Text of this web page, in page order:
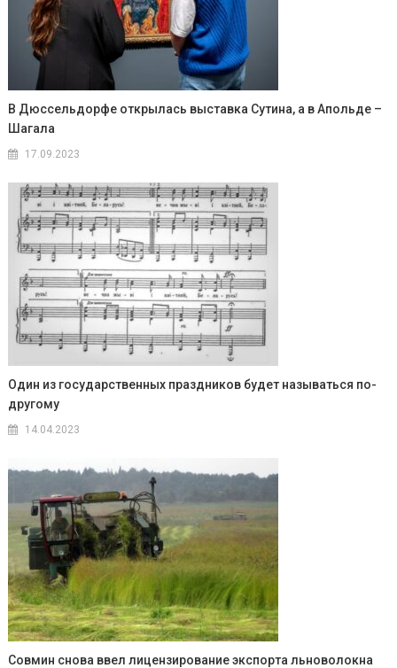
В Дюссельдорфе открылась выставка Сутина, а в Апольде –
Шагала
17.09.2023
Один из государственных праздников будет называться по-
другому
14.04.2023
Совмин снова ввел лицензирование экспорта льноволокна